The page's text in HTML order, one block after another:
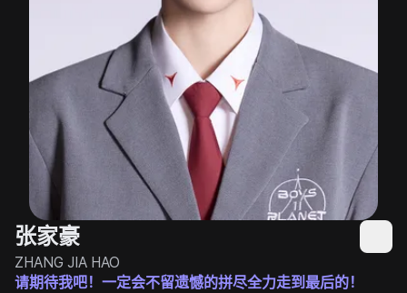
张家豪
ZHANG JIA HAO
请期待我吧！一定会不留遗憾的拼尽全力走到最后的！